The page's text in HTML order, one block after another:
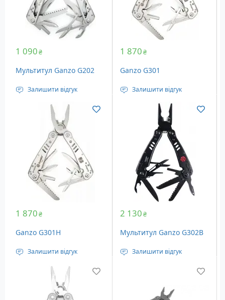
1 090₴
Мультитул Ganzo G202
Залишити відгук
Тип: Повнорозмірні
Кількість інструментів:
Вага: 270 г
Додатково: нейлоновий
чохол
1 870₴
Ganzo G301
Залишити відгук
Тип: Повнорозмірні
Кількість інструментів:
Вага: 253 г
Додатково: нейлоновий
1 870₴
Ganzo G301H
Залишити відгук
Тип: Повнорозмірні
Кількість інструментів:
Вага: 253 г
2 130₴
Мультитул Ganzo G302B
Залишити відгук
Кількість інструментів:
Вага: 253 г